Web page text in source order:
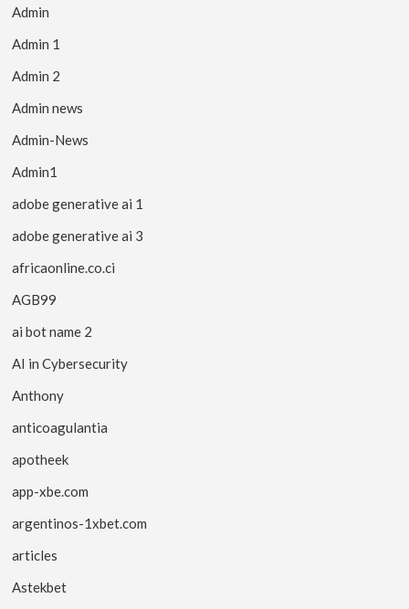
Admin
Admin 1
Admin 2
Admin news
Admin-News
Admin1
adobe generative ai 1
adobe generative ai 3
africaonline.co.ci
AGB99
ai bot name 2
AI in Cybersecurity
Anthony
anticoagulantia
apotheek
app-xbe.com
argentinos-1xbet.com
articles
Astekbet